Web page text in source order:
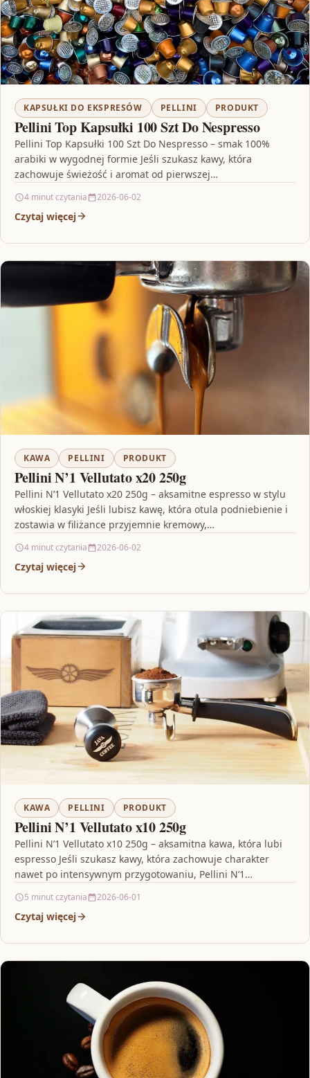
KAPSUŁKI DO EKSPRESÓW PELLINI PRODUKT
Pellini Top Kapsułki 100 Szt Do Nespresso
Pellini Top Kapsułki 100 Szt Do Nespresso – smak 100%
arabiki w wygodnej formie Jeśli szukasz kawy, która
zachowuje świeżość i aromat od pierwszej…
4 minut czytania 2026-06-02
Czytaj więcej
KAWA PELLINI PRODUKT
Pellini N’1 Vellutato x20 250g
Pellini N’1 Vellutato x20 250g – aksamitne espresso w stylu
włoskiej klasyki Jeśli lubisz kawę, która otula podniebienie i
zostawia w filiżance przyjemnie kremowy,…
4 minut czytania 2026-06-02
Czytaj więcej
KAWA PELLINI PRODUKT
Pellini N’1 Vellutato x10 250g
Pellini N’1 Vellutato x10 250g – aksamitna kawa, która lubi
espresso Jeśli szukasz kawy, która zachowuje charakter
nawet po intensywnym przygotowaniu, Pellini N’1
5 minut czytania 2026-06-01
Czytaj więcej